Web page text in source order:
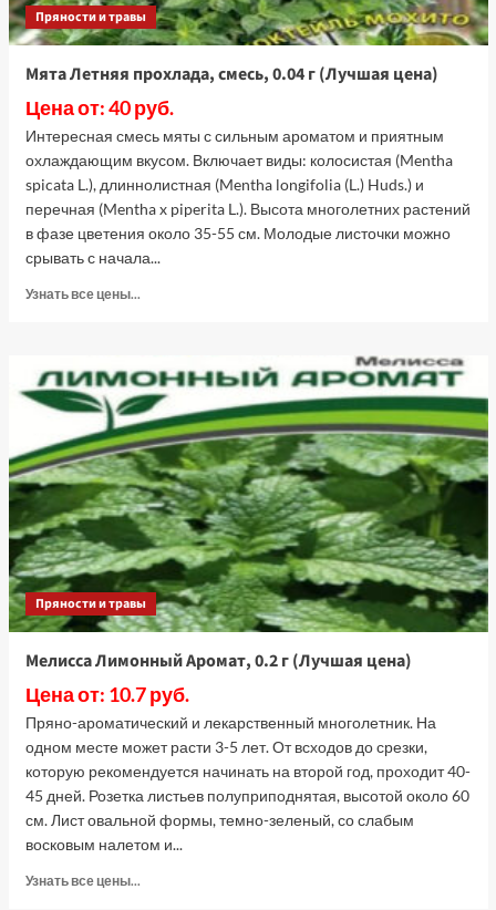
Пряности и травы
Мята Летняя прохлада, смесь, 0.04 г (Лучшая цена)
Цена от: 40 руб.
Интересная смесь мяты с сильным ароматом и приятным
охлаждающим вкусом. Включает виды: колосистая (Mentha
spicata L.), длиннолистная (Mentha longifolia (L.) Huds.) и
перечная (Mentha x piperita L.). Высота многолетних растений
в фазе цветения около 35-55 см. Молодые листочки можно
срывать с начала...
Узнать все цены...
Летняя
прохлада,
смесь,
0.04
г
(Лучшая
цена)
Пряности и травы
Мелисса Лимонный Аромат, 0.2 г (Лучшая цена)
Цена от: 10.7 руб.
Пряно-ароматический и лекарственный многолетник. На
одном месте может расти 3-5 лет. От всходов до срезки,
которую рекомендуется начинать на второй год, проходит 40-
45 дней. Розетка листьев полуприподнятая, высотой около 60
см. Лист овальной формы, темно-зеленый, со слабым
восковым налетом и...
Узнать все цены...